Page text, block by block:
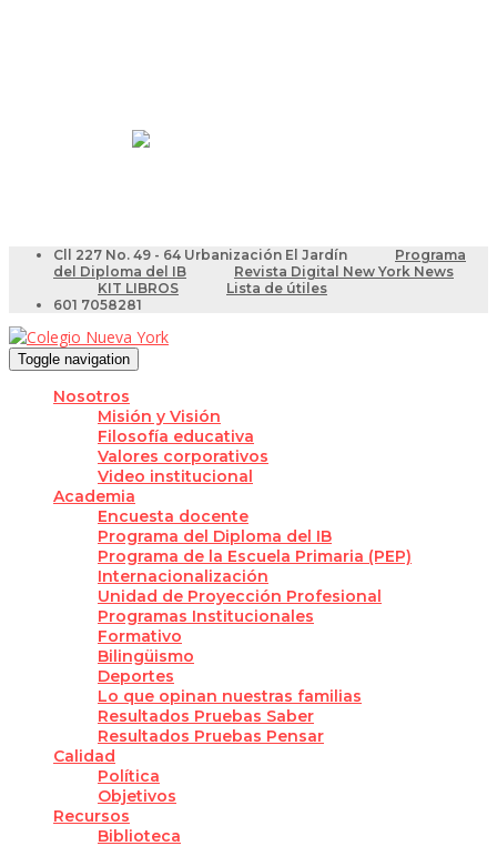
Cll 227 No. 49 - 64 Urbanización El Jardín
Programa
del Diploma del IB
Revista Digital New York News
KIT LIBROS
Lista de útiles
601 7058281
Toggle navigation
Nosotros
Misión y Visión
Filosofía educativa
Valores corporativos
Video institucional
Academia
Encuesta docente
Programa del Diploma del IB
Programa de la Escuela Primaria (PEP)
Internacionalización
Unidad de Proyección Profesional
Programas Institucionales
Formativo
Bilingüismo
Deportes
Lo que opinan nuestras familias
Resultados Pruebas Saber
Resultados Pruebas Pensar
Calidad
Política
Objetivos
Recursos
Biblioteca